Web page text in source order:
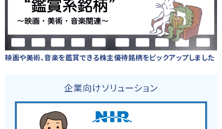
映画や美術、音楽を鑑賞できる株主優待銘柄をピックアップしました
企業向けソリューション